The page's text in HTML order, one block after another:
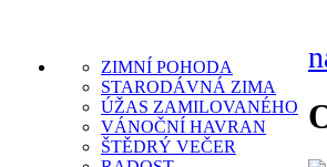
ZIMNÍ POHODA
STARODÁVNÁ ZIMA
ÚŽAS ZAMILOVANÉHO
VÁNOČNÍ HAVRAN
ŠTĚDRÝ VEČER